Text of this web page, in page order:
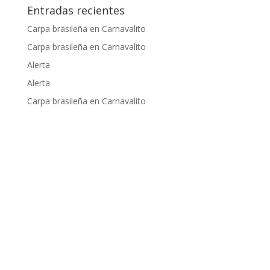
Entradas recientes
Carpa brasileña en Carnavalito
Carpa brasileña en Carnavalito
Alerta
Alerta
Carpa brasileña en Carnavalito